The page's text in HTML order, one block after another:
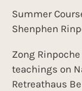
Summer
Shenphen
Zong
teachings on
Retreathaus